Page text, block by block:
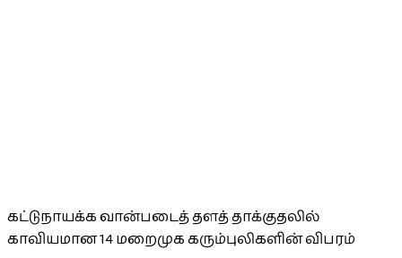
கட்டுநாயக்க வான்படைத் தளத் தாக்குதலில்
காவியமான 14 மறைமுக கரும்புலிகளின் விபரம்